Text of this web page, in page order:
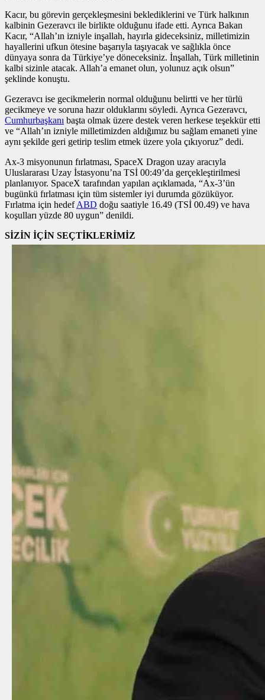
Kacır, bu görevin gerçekleşmesini beklediklerini ve Türk halkının
kalbinin Gezeravcı ile birlikte olduğunu ifade etti. Ayrıca Bakan
Kacır, “Allah’ın izniyle inşallah, hayırla gideceksiniz, milletimizin
hayallerini ufkun ötesine başarıyla taşıyacak ve sağlıkla önce
dünyaya sonra da Türkiye’ye döneceksiniz. İnşallah, Türk milletinin
kalbi sizinle atacak. Allah’a emanet olun, yolunuz açık olsun”
şeklinde konuştu.
Gezeravcı ise gecikmelerin normal olduğunu belirtti ve her türlü
gecikmeye ve soruna hazır olduklarını söyledi. Ayrıca Gezeravcı,
Cumhurbaşkanı başta olmak üzere destek veren herkese teşekkür etti
ve “Allah’ın izniyle milletimizden aldığımız bu sağlam emaneti yine
aynı şekilde geri getirip teslim etmek üzere yola çıkıyoruz” dedi.
Ax-3 misyonunun fırlatması, SpaceX Dragon uzay aracıyla
Uluslararası Uzay İstasyonu’na TSİ 00:49’da gerçekleştirilmesi
planlanıyor. SpaceX tarafından yapılan açıklamada, “Ax-3’ün
bugünkü fırlatması için tüm sistemler iyi durumda gözüküyor.
Fırlatma için hedefABD doğu saatiyle 16.49 (TSİ 00.49) ve hava
koşulları yüzde 80 uygun” denildi.
SİZİN İÇİN SEÇTİKLERİMİZ